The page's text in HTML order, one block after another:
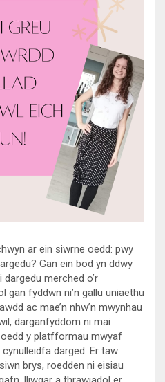
ar ein siwrne oedd: pwy
Gan ein bod yn ddwy
merched o’r
gan fyddwn ni’n gallu uniaethu
ac mae’n nhw’n mwynhau
darganfyddom ni mai
y platfformau mwyaf
darged. Er taw
brys, roedden ni eisiau